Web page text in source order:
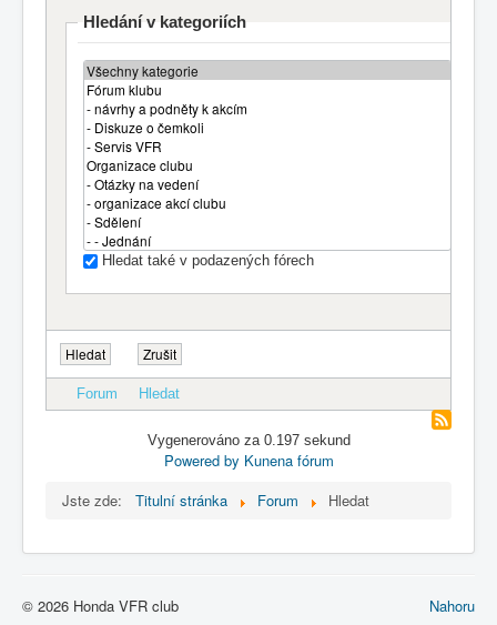
Hledání v kategoriích
Hledat také v podazených fórech
Forum Hledat
Vygenerováno za 0.197 sekund
Powered by Kunena fórum
Jste zde:
Titulní stránka Forum Hledat
Nahoru
© 2026 Honda VFR club